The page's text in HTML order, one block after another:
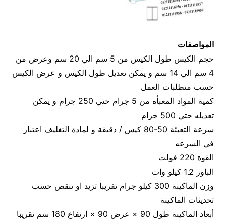
المواصفات
حجم الكيس طول الكيس من 5 سم الي 20 سم وعرض من
4 سم الي 14 سم و يمكن تعديل طول الكيس و عرض الكيس
حسب متطلبات العمل
كمية المواد المعبأه من 5 جرام حتي 250 جرام و يمكن
تعديله حتي 500 جرام
سرعة التعبئة 50-80 كيس / دقيقة و لمادة التغليف اعتبار
في السرعه
القوة 220 فولت
الباور 1.2 كيلو وات
وزن الماكينة 300 كيلو جرام تقريبا تزيد او تنقص حسب
تحديثات الماكينة
أبعاد الماكينة طول 90 × عرض 90 × ارتفاع 180 سم تقريبا